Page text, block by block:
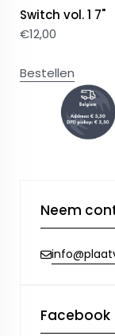
Switch vol. 1 7"
€12,00
Bestellen
Neem
Facebook